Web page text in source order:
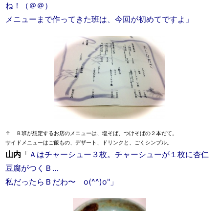
ね！（＠＠）
メニューまで作ってきた班は、今回が初めてですよ」
↑ Ｂ班が想定するお店のメニューは、塩そば、つけそばの２本だて。
サイドメニューはご飯もの、デザート、ドリンクと、ごくシンプル。
山内 「 Ａはチャーシュー３枚。チャーシューが１枚に杏仁
豆腐がつくＢ…
私だったらＢだわ〜 o(^^)o"」